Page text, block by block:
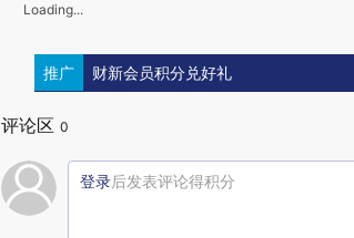
Loading...
推广 财新会员积分兑好礼
评论区 0
登录后发表评论得积分